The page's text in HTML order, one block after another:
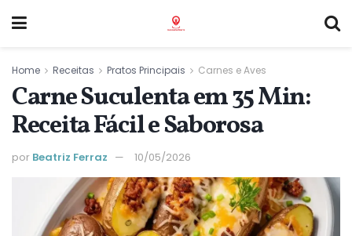
Home Receitas Pratos Principais Carnes e Aves
Carne Suculenta em 35 Min:
Receita Fácil e Saborosa
por Beatriz Ferraz 10/05/2026